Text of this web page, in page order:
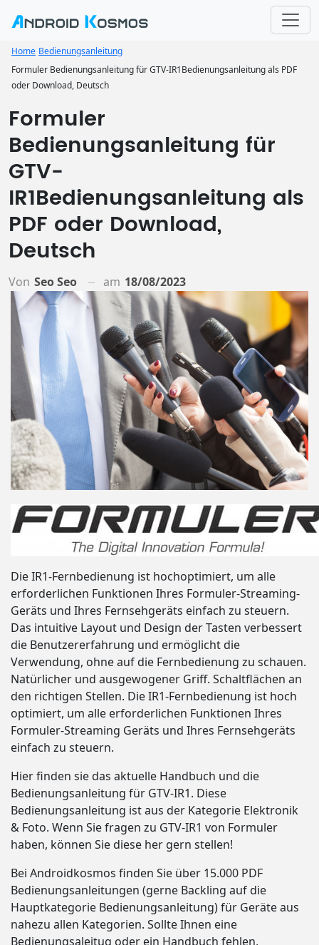
Home Bedienungsanleitung
Formuler Bedienungsanleitung für GTV-IR1Bedienungsanleitung als PDF
oder Download, Deutsch
Formuler
Bedienungsanleitung für
GTV-
IR1Bedienungsanleitung als
PDF oder Download,
Deutsch
Von Seo Seo am 18/08/2023
Die IR1-Fernbedienung ist hochoptimiert, um alle
erforderlichen Funktionen Ihres Formuler-Streaming-
Geräts und Ihres Fernsehgeräts einfach zu steuern.
Das intuitive Layout und Design der Tasten verbessert
die Benutzererfahrung und ermöglicht die
Verwendung, ohne auf die Fernbedienung zu schauen.
Natürlicher und ausgewogener Griff. Schaltflächen an
den richtigen Stellen. Die IR1-Fernbedienung ist hoch
optimiert, um alle erforderlichen Funktionen Ihres
Formuler-Streaming Geräts und Ihres Fernsehgeräts
einfach zu steuern.
Hier finden sie das aktuelle Handbuch und die
Bedienungsanleitung für GTV-IR1. Diese
Bedienungsanleitung ist aus der Kategorie Elektronik
& Foto. Wenn Sie fragen zu GTV-IR1 von Formuler
haben, können Sie diese her gern stellen!
Bei Androidkosmos finden Sie über 15.000 PDF
Bedienungsanleitungen (gerne Backling auf die
Hauptkategorie Bedienungsanleitung) für Geräte aus
nahezu allen Kategorien. Sollte Ihnen eine
Bedienungsaleitug oder ein Handbuch fehlen,